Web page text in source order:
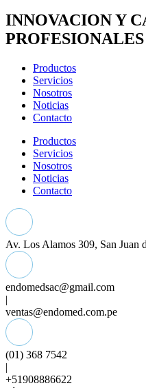
INNOVACION Y
Productos
Servicios
Nosotros
Noticias
Contacto
Productos
Servicios
Nosotros
Noticias
Contacto
Av. Los Alamos 309, San Juan
endomedsac@gmail.com
|
ventas@endomed.com.pe
(01) 368 7542
|
+51908886622